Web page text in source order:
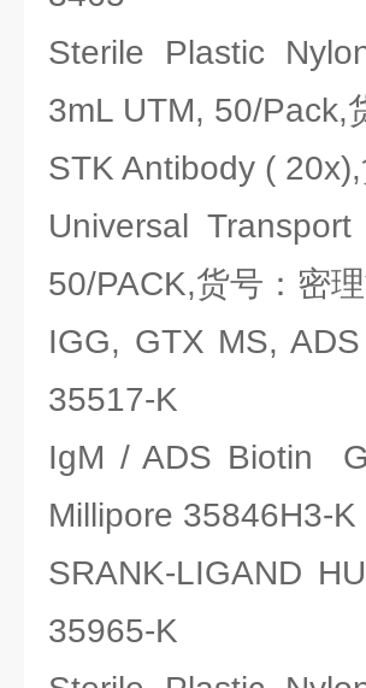
Sterile Plastic
3mL UTM, 50/Pack,
STK Antibody (
Universal
50/PACK,货号：密
IGG, GTX MS,
35517-K
IgM / ADS
Millipore 35846H3-K
SRANK-LIGAND
35965-K